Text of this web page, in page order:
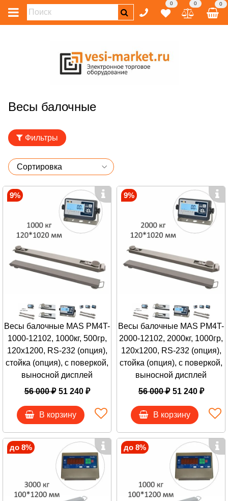
0 0 0
Весы балочные
Фильтры
9%
Весы балочные MAS PM4T-
1000-12102, 1000кг, 500гр,
120х1200, RS-232 (опция),
стойка (опция), с поверкой,
выносной дисплей
56 000 ₽ 51 240 ₽
В корзину
9%
Весы балочные MAS PM4T-
2000-12102, 2000кг, 1000гр,
120х1200, RS-232 (опция),
стойка (опция), с поверкой,
выносной дисплей
56 000 ₽ 51 240 ₽
В корзину
до 8% до 8%